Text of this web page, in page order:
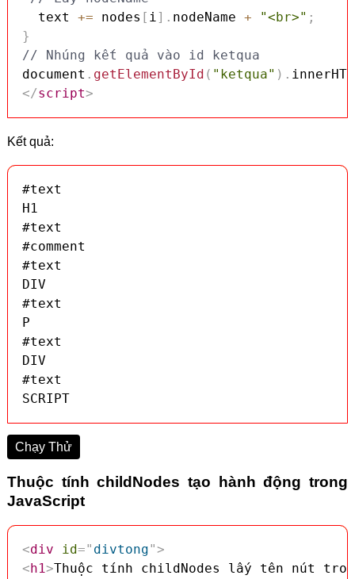
  text
+= nodes [ i] . nodeName + "<br>" ;
}
// Nhúng kết quả vào id ketqua
document . getElementById ( "ketqua" ) .
</script>
Kết quả:
#text
H1
#text
#comment
#text
DIV
#text
P
#text
DIV
#text
SCRIPT
Chạy Thử
Thuộc tính childNodes tạo hành động trong
JavaScript
<div id=" divtong">
< h1>Thuộc tính childNodes lấy tên nút